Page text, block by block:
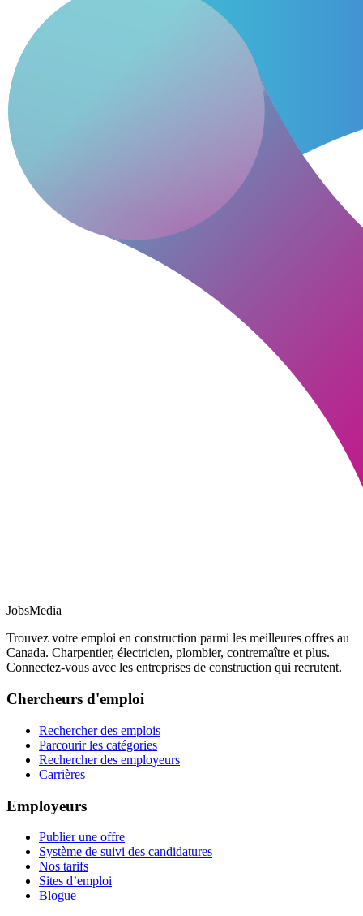
JobsMedia
Trouvez votre emploi en construction parmi les meilleures offres au
Canada. Charpentier, électricien, plombier, contremaître et plus.
Connectez-vous avec les entreprises de construction qui recrutent.
Chercheurs d'emploi
Rechercher des emplois
Parcourir les catégories
Rechercher des employeurs
Carrières
Employeurs
Publier une offre
Système de suivi des candidatures
Nos tarifs
Sites d’emploi
Blogue